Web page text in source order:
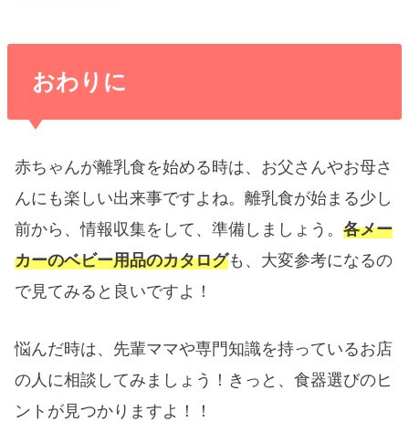
おわりに
赤ちゃんが離乳食を始める時は、 お父さんやお母さ
んにも楽しい出来事ですよね。離乳食が始まる少し
前から、情報収集をして、準備しましょう。各メー
カーのベビー用品のカタログも、大変参考になるの
で見てみると良いですよ！
悩んだ時は、先輩ママや専門知識を持っているお店
の人に相談してみましょう！きっと、食器選びのヒ
ントが見つかりますよ！！